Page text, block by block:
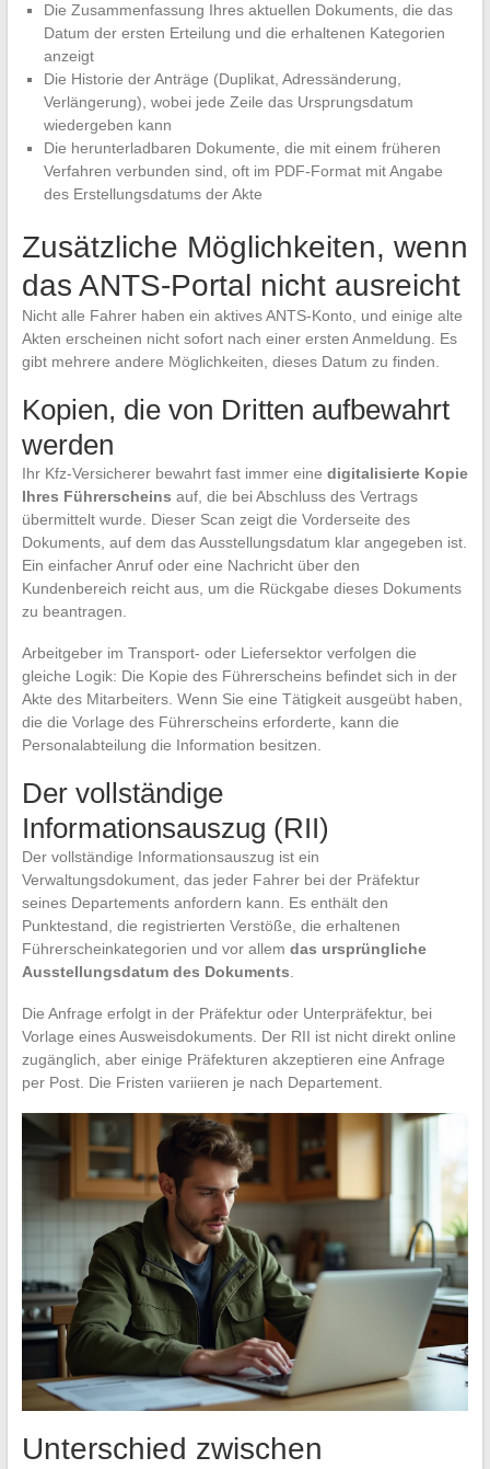
Die Zusammenfassung Ihres aktuellen Dokuments, die das
Datum der ersten Erteilung und die erhaltenen Kategorien
anzeigt
Die Historie der Anträge (Duplikat, Adressänderung,
Verlängerung), wobei jede Zeile das Ursprungsdatum
wiedergeben kann
Die herunterladbaren Dokumente, die mit einem früheren
Verfahren verbunden sind, oft im PDF-Format mit Angabe
des Erstellungsdatums der Akte
Zusätzliche Möglichkeiten, wenn
das ANTS-Portal nicht ausreicht
Nicht alle Fahrer haben ein aktives ANTS-Konto, und einige alte
Akten erscheinen nicht sofort nach einer ersten Anmeldung. Es
gibt mehrere andere Möglichkeiten, dieses Datum zu finden.
Kopien, die von Dritten aufbewahrt
werden
Ihr Kfz-Versicherer bewahrt fast immer eine digitalisierte Kopie
Ihres Führerscheins auf, die bei Abschluss des Vertrags
übermittelt wurde. Dieser Scan zeigt die Vorderseite des
Dokuments, auf dem das Ausstellungsdatum klar angegeben ist.
Ein einfacher Anruf oder eine Nachricht über den
Kundenbereich reicht aus, um die Rückgabe dieses Dokuments
zu beantragen.
Arbeitgeber im Transport- oder Liefersektor verfolgen die
gleiche Logik: Die Kopie des Führerscheins befindet sich in der
Akte des Mitarbeiters. Wenn Sie eine Tätigkeit ausgeübt haben,
die die Vorlage des Führerscheins erforderte, kann die
Personalabteilung die Information besitzen.
Der vollständige
Informationsauszug (RII)
Der vollständige Informationsauszug ist ein
Verwaltungsdokument, das jeder Fahrer bei der Präfektur
seines Departements anfordern kann. Es enthält den
Punktestand, die registrierten Verstöße, die erhaltenen
Führerscheinkategorien und vor allem das ursprüngliche
Ausstellungsdatum des Dokuments
Die Anfrage erfolgt in der Präfektur oder Unterpräfektur, bei
Vorlage eines Ausweisdokuments. Der RII ist nicht direkt online
zugänglich, aber einige Präfekturen akzeptieren eine Anfrage
per Post. Die Fristen variieren je nach Departement.
Unterschied zwischen